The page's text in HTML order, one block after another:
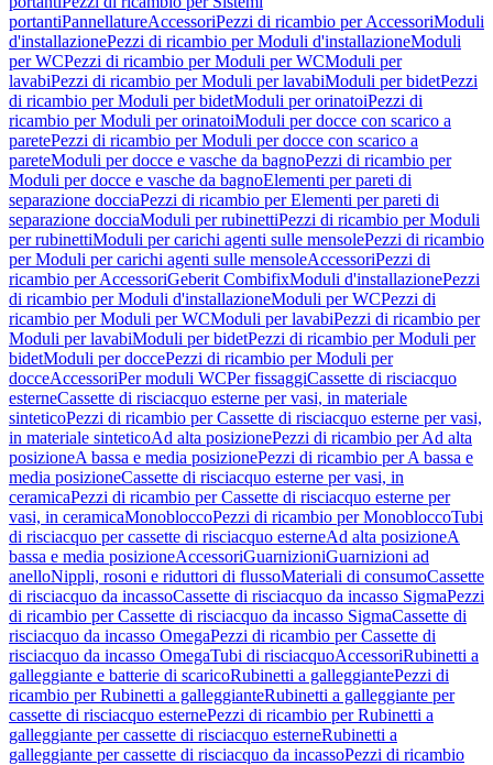
portantiPannellatureAccessoriPezzi di ricambio per AccessoriModuli
d'installazionePezzi di ricambio per Moduli d'installazioneModuli
per WCPezzi di ricambio per Moduli per WCModuli per
lavabiPezzi di ricambio per Moduli per lavabiModuli per bidetPezzi
di ricambio per Moduli per bidetModuli per orinatoiPezzi di
ricambio per Moduli per orinatoiModuli per docce con scarico a
paretePezzi di ricambio per Moduli per docce con scarico a
pareteModuli per docce e vasche da bagnoPezzi di ricambio per
Moduli per docce e vasche da bagnoElementi per pareti di
separazione docciaPezzi di ricambio per Elementi per pareti di
separazione docciaModuli per rubinettiPezzi di ricambio per Moduli
per rubinettiModuli per carichi agenti sulle mensolePezzi di ricambio
per Moduli per carichi agenti sulle mensoleAccessoriPezzi di
ricambio per AccessoriGeberit CombifixModuli d'installazionePezzi
di ricambio per Moduli d'installazioneModuli per WCPezzi di
ricambio per Moduli per WCModuli per lavabiPezzi di ricambio per
Moduli per lavabiModuli per bidetPezzi di ricambio per Moduli per
bidetModuli per doccePezzi di ricambio per Moduli per
docceAccessoriPer moduli WCPer fissaggiCassette di risciacquo
esterneCassette di risciacquo esterne per vasi, in materiale
sinteticoPezzi di ricambio per Cassette di risciacquo esterne per vasi,
in materiale sinteticoAd alta posizionePezzi di ricambio per Ad alta
posizioneA bassa e media posizionePezzi di ricambio per A bassa e
media posizioneCassette di risciacquo esterne per vasi, in
ceramicaPezzi di ricambio per Cassette di risciacquo esterne per
vasi, in ceramicaMonobloccoPezzi di ricambio per MonobloccoTubi
di risciacquo per cassette di risciacquo esterneAd alta posizioneA
bassa e media posizioneAccessoriGuarnizioniGuarnizioni ad
anelloNippli, rosoni e riduttori di flussoMateriali di consumoCassette
di risciacquo da incassoCassette di risciacquo da incasso SigmaPezzi
di ricambio per Cassette di risciacquo da incasso SigmaCassette di
risciacquo da incasso OmegaPezzi di ricambio per Cassette di
risciacquo da incasso OmegaTubi di risciacquoAccessoriRubinetti a
galleggiante e batterie di scaricoRubinetti a galleggiantePezzi di
ricambio per Rubinetti a galleggianteRubinetti a galleggiante per
cassette di risciacquo esternePezzi di ricambio per Rubinetti a
galleggiante per cassette di risciacquo esterneRubinetti a
galleggiante per cassette di risciacquo da incassoPezzi di ricambio